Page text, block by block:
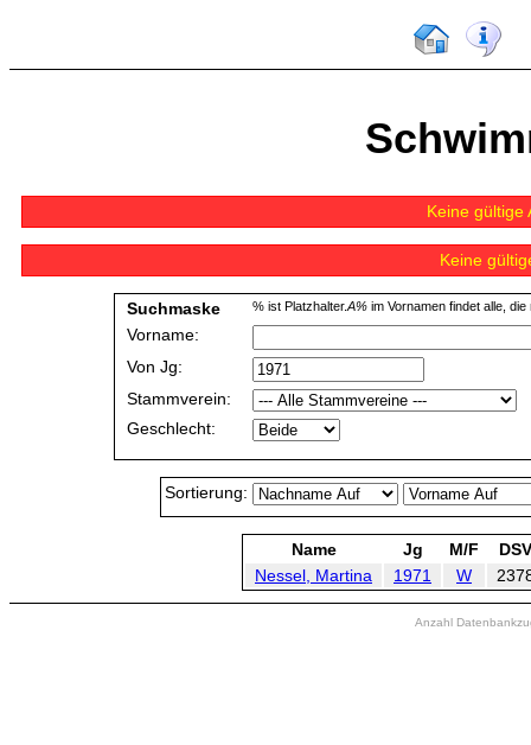
Keine gültige
Keine
Suchmaske % ist Platzhalter.A% im Vornamen findet alle, die
Vorname:
Von Jg:
Stammverein:
Geschlecht:
Sortierung:
Name Jg M/F
Nessel, Martina
1971 W
Anzahl